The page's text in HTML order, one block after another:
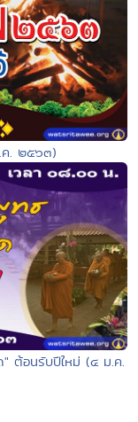
ค. ๒๕๖๓)
ต้อนรับปีใหม่ (๔ ม.ค.